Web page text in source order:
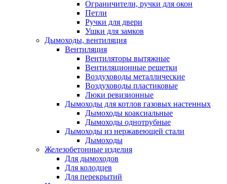
Ограничители, ручки для окон
Петли
Ручки для двери
Ушки для замков
Дымоходы, вентиляция
Вентиляция
Вентиляторы вытяжные
Вентиляционные решетки
Воздуховоды металлические
Воздуховоды пластиковые
Люки ревизионные
Дымоходы для котлов газовых настенных
Дымоходы коаксиальные
Дымоходы однотрубные
Дымоходы из нержавеющей стали
Дымоходы
Железобетонные изделия
Для дымоходов
Для колодцев
Для перекрытий